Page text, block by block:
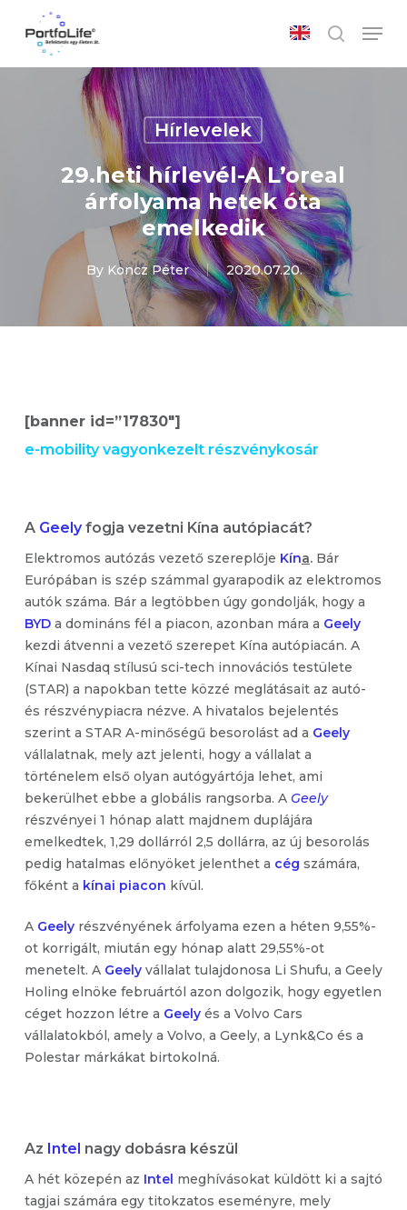
search
Hírlevelek
29.heti hírlevél-A L’oreal
árfolyama hetek óta
emelkedik
By Koncz Péter 2020.07.20.
[banner id=”17830″]
e-mobility vagyonkezelt részvénykosár
A Geelyfogja vezetni Kína autópiacát?
Elektromos autózás vezető szereplője Kína.Bár
Európában is szép számmal gyarapodik az elektromos
autók száma. Bár a legtöbben úgy gondolják, hogy a
BYDa domináns fél a piacon, azonban mára a Geely
kezdi átvenni a vezető szerepet Kína autópiacán. A
Kínai Nasdaq stílusú sci-tech innovációs testülete
(STAR) a napokban tette közzé meglátásait az autó-
és részvénypiacra nézve. A hivatalos bejelentés
szerint a STAR A-minőségű besorolást ad a Geely
vállalatnak, mely azt jelenti, hogy a vállalat a
történelem első olyan autógyártója lehet, ami
bekerülhet ebbe a globális rangsorba. A Geely
részvényei 1 hónap alatt majdnem duplájára
emelkedtek, 1,29 dollárról 2,5 dollárra, az új besorolás
pedig hatalmas előnyöket jelenthet a cég számára,
főként a kínai piacon kívül.
A Geelyrészvényének árfolyama ezen a héten 9,55%-
ot korrigált, miután egy hónap alatt 29,55%-ot
menetelt. A Geelyvállalat tulajdonosa Li Shufu, a Geely
Holing elnöke februártól azon dolgozik, hogy egyetlen
céget hozzon létre a Geelyés a Volvo Cars
vállalatokból, amely a Volvo, a Geely, a Lynk&Co és a
Polestar márkákat birtokolná.
Az Intel nagy dobásra készül
A hét közepén az Intel meghívásokat küldött ki a sajtó
tagjai számára egy titokzatos eseményre, mely